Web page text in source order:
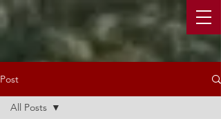
Post
All Posts